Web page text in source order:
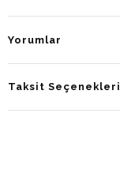
Yorumlar
Taksit Seçenekleri